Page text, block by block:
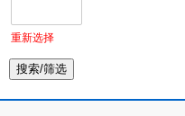
重新选择